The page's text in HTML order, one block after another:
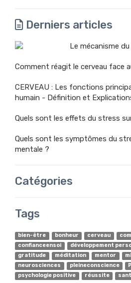
Derniers articles
Le mécanisme
Comment réagit le cerveau face
CERVEAU : Les fonctions
humain - Définition et
Quels sont les effets du stress
Quels sont les symptômes du
mentale ?
Catégories
Tags
bien-être bonheur cerveau
confianceensoi
développement
gratitude
méditation mentor
neurosciences
pleineconscience
psychologie positive
réussite